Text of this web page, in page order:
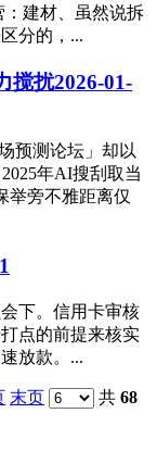
建材、虽然说拆
分的，...
搅扰2026-01-
预测论坛」却以
年AI搜刮取当
举旁不雅距离仅
下。信用卡审核
点的前提来核实
放款。...
末页 共 68